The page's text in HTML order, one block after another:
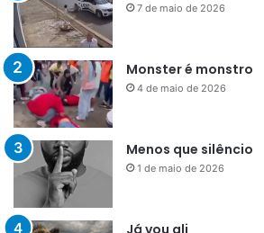
7 de maio de 2026
Monster é monstro
4 de maio de 2026
Menos que silêncio
1 de maio de 2026
Já vou ali